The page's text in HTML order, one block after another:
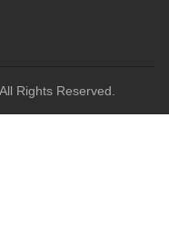
Rights Reserved.